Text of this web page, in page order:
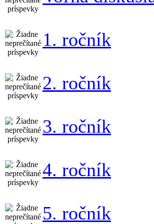
1. ročník
2. ročník
3. ročník
4. ročník
5. ročník